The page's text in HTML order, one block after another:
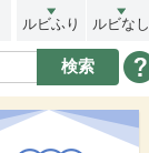
ルビふり ルビなし